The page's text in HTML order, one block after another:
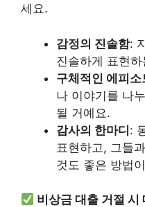
세요.
감정의 진솔함:
진솔하게 표현
구체적인 에피소
나 이야기를 나
될 거예요.
감사의 한마디:
표현하고, 그들
것도 좋은 방법
비상금 대출 거절 시